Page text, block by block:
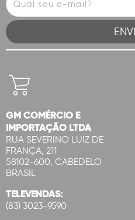
GM COMÉRCIO E
IMPORTAÇÃO LTDA
RUA SEVERINO LUIZ DE
FRANÇA, 211
58102-600, CABEDELO
BRASIL
TELEVENDAS:
(83) 3023-9590